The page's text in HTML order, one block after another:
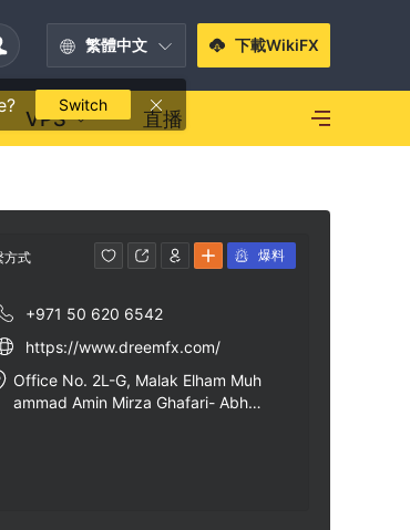
繁體中文
Switch
下載WikiFX
VPS 直播
方式
+971 50 620 6542
https://www.dreemfx.com/
Office No. 2L-G, Malak Elham Muh
ammad Amin Mirza Ghafari- Abhuh
爆料